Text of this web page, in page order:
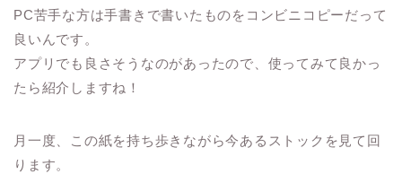
PC苦手な方は手書きで書いたものをコンビニコピーだって
良いんです。
アプリでも良さそうなのがあったので、使ってみて良かっ
たら紹介しますね！
月一度、この紙を持ち歩きながら今あるストックを見て回
ります。